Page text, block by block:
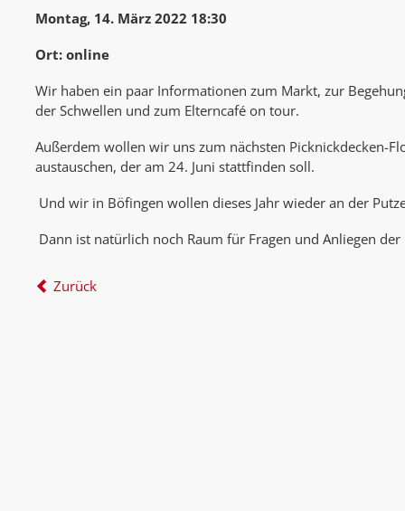
Montag, 14. März 2022 18:30
Ort: online
Wir haben ein paar Informationen zum Markt, zur
der Schwellen und zum Elterncafé on tour.
Außerdem wollen wir uns zum nächsten Picknickdecken-
austauschen, der am 24. Juni stattfinden soll.
Und wir in Böfingen wollen dieses Jahr wieder an der
Dann ist natürlich noch Raum für Fragen und Anliegen
Zurück